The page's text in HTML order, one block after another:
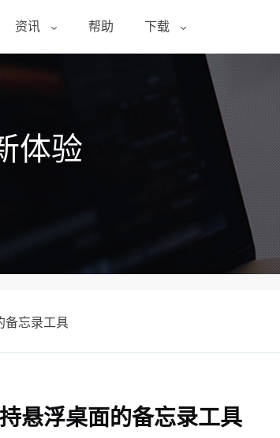
资讯 帮助 下载
体验
备忘录工具
悬浮桌面的备忘录工具